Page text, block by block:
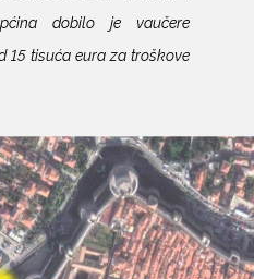
dobilo je vaučere
15 tisuća eura za troškove